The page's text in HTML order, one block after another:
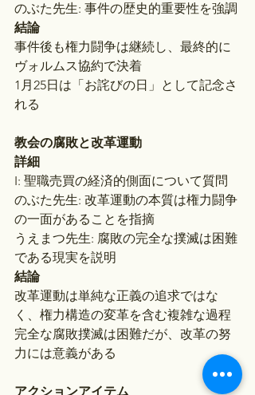
のぶた先生: 事件の歴史的重要性を強調
結論
事件後も権力闘争は継続し、最終的に
ヴォルムス協約で決着
1月25日は「お詫びの日」として記念さ
れる
教会の腐敗と改革運動
詳細
I: 聖職売買の経済的側面について質問
のぶた先生: 改革運動の本質は権力闘争
の一面があることを指摘
うえまつ先生: 腐敗の完全な撲滅は困難
である現実を説明
結論
改革運動は単純な正義の追求ではな
く、権力構造の変革を含む複雑な過程
完全な腐敗撲滅は困難だが、改革の努
力には意義がある
アクションアイテム